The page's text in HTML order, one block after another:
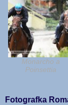
Monarcho a
Poinsettia
Fotografka